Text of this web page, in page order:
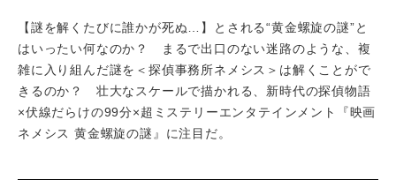
【謎を解くたびに誰かが死ぬ…】とされる“黄金螺旋の謎”と
はいったい何なのか？ まるで出口のない迷路のような、複
雑に入り組んだ謎を＜探偵事務所ネメシス＞は解くことがで
きるのか？ 壮大なスケールで描かれる、新時代の探偵物語
×伏線だらけの99分×超ミステリーエンタテインメント『映画
ネメシス 黄金螺旋の謎』に注目だ。